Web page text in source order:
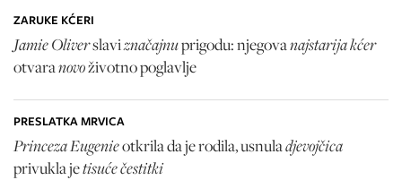
ZARUKE KĆERI
Jamie Oliverslaviznačajnuprigodu: njegovanajstarija kćer
otvaranovoživotno poglavlje
PRESLATKA MRVICA
Princeza Eugenieotkrila da je rodila, usnuladjevojčica
privukla jetisuće čestitki